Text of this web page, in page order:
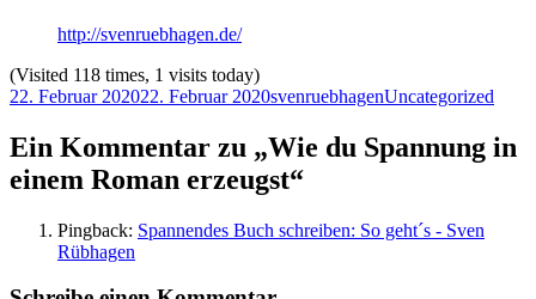
http://svenruebhagen.de/
(Visited 118 times, 1 visits today)
Veröffentlicht
22. Februar 202022. Februar 2020Autor
svenruebhagenKategorien
Uncategorized
Ein Kommentar zu „Wie du Spannung in
einem Roman erzeugst“
Pingback: Spannendes Buch schreiben: So geht´s - Sven
Rübhagen